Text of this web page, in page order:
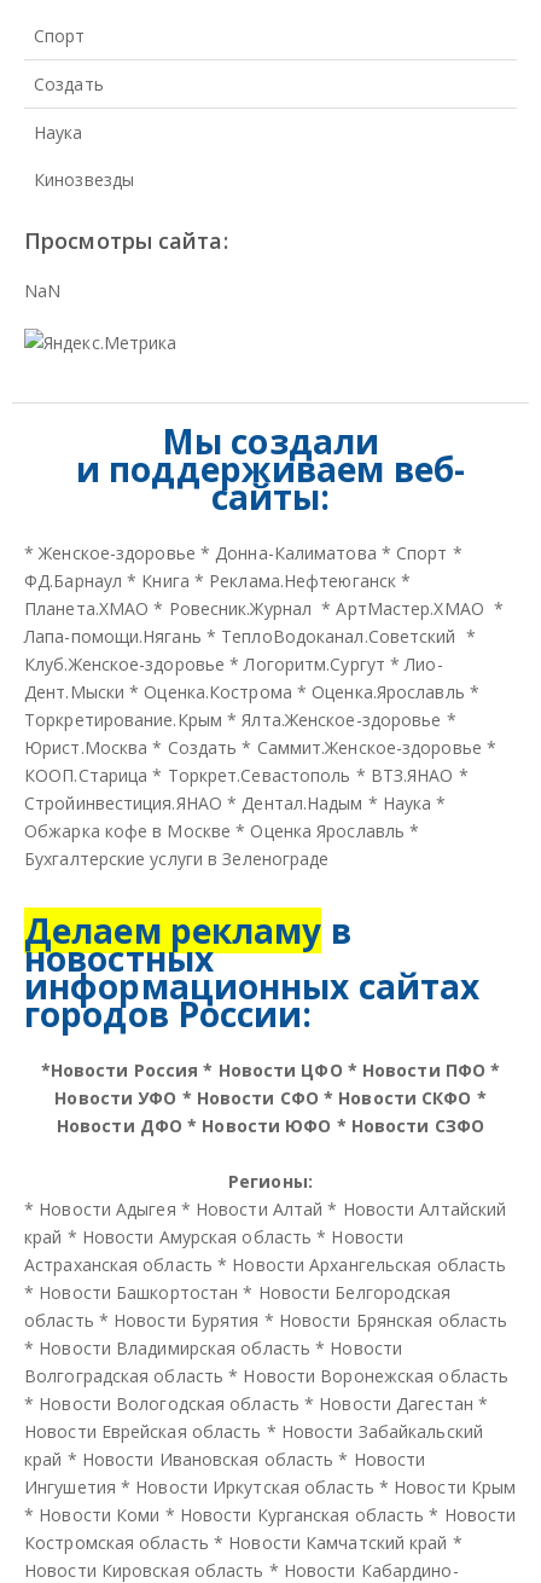
Спорт
Создать
Наука
Кинозвезды
Просмотры сайта:
NaN
Мы создали
и поддерживаем веб-
сайты:
*Женское-здоровье * Донна-Калиматова * Спорт *
ФД.Барнаул * Книга * Реклама.Нефтеюганск *
Планета.ХМАО * Ровесник.Журнал *АртМастер.ХМАО *
Лапа-помощи.Нягань * ТеплоВодоканал.Советский *
Клуб.Женское-здоровье * Логоритм.Сургут * Лио-
Дент.Мыски * Оценка.Кострома * Оценка.Ярославль *
Торкретирование.Крым * Ялта.Женское-здоровье *
Юрист.Москва * Создать * Саммит.Женское-здоровье *
КООП.Старица * Торкрет.Севастополь * ВТЗ.ЯНАО *
Стройинвестиция.ЯНАО * Дентал.Надым * Наука *
Обжарка кофе в Москве * Оценка Ярославль *
Бухгалтерские услуги в Зеленограде
Делаем рекламу в
новостных
информационных сайтах
городов России:
*Новости Россия * Новости ЦФО * Новости ПФО *
Новости УФО * Новости СФО * Новости СКФО *
Новости ДФО * Новости ЮФО * Новости СЗФО
Регионы:
* Новости Адыгея * Новости Алтай * Новости Алтайский
край * Новости Амурская область * Новости
Астраханская область * Новости Архангельская область
* Новости Башкортостан * Новости Белгородская
область * Новости Бурятия * Новости Брянская область
* Новости Владимирская область * Новости
Волгоградская область * Новости Воронежская область
* Новости Вологодская область * Новости Дагестан *
Новости Еврейская область * Новости Забайкальский
край * Новости Ивановская область * Новости
Ингушетия * Новости Иркутская область * Новости Крым
* Новости Коми * Новости Курганская область * Новости
Костромская область * Новости Камчатский край *
Новости Кировская область * Новости Кабардино-